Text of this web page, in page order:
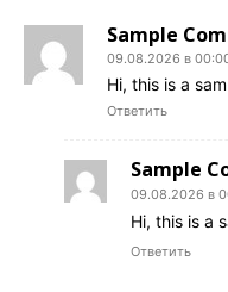
Sample
09.08.2026 в
Hi, this is a
Ответить
Sample
09.08.2026 в
Hi, this is a
Ответить